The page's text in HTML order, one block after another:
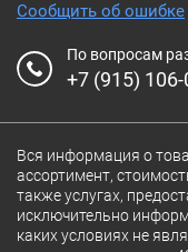
Сообщить об ошибке
По вопросам
+7 (915) 106-
Вся информация о
ассортимент,
также услугах,
исключительно
каких условиях не